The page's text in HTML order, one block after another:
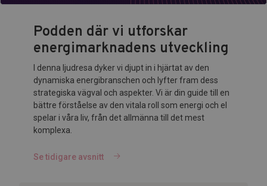
Podden där vi utforskar
energimarknadens utveckling
I denna ljudresa dyker vi djupt in i hjärtat av den
dynamiska energibranschen och lyfter fram dess
strategiska vägval och aspekter. Vi är din guide till en
bättre förståelse av den vitala roll som energi och el
spelar i våra liv, från det allmänna till det mest
komplexa.
Se tidigare avsnitt